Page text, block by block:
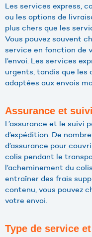
Les services express,
ou les options de
plus chers que les
Vous pouvez souvent
service en fonction de
l’envoi. Les services
urgents, tandis que les
adaptées aux envois
Assurance et suivi
L’assurance et le
d’expédition. De
d’assurance pour
colis pendant le
l’acheminement du
entraîner des frais
contenu, vous pouvez
votre envoi.
Type de service